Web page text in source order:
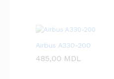
Airbus A330-200
485,00 MDL
485,00 MDL